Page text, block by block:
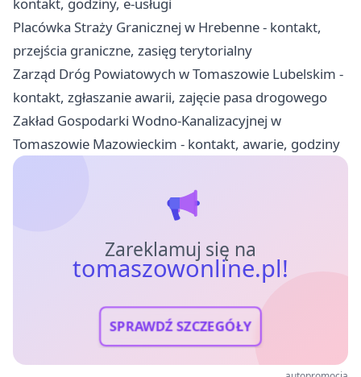
kontakt, godziny, e-usługi
Placówka Straży Granicznej w Hrebenne - kontakt,
przejścia graniczne, zasięg terytorialny
Zarząd Dróg Powiatowych w Tomaszowie Lubelskim -
kontakt, zgłaszanie awarii, zajęcie pasa drogowego
Zakład Gospodarki Wodno-Kanalizacyjnej w
Tomaszowie Mazowieckim - kontakt, awarie, godziny
Zareklamuj się na
tomaszowonline.pl!
SPRAWDŹ SZCZEGÓŁY